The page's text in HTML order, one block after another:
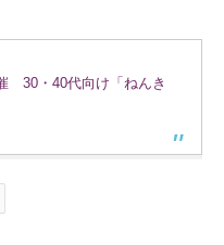
30・40代向け「ねんき